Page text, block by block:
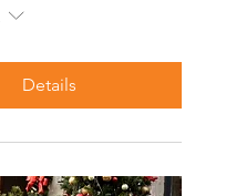
Details